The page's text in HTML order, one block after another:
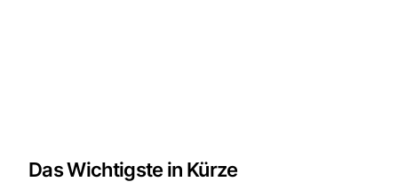
Das Wichtigste in Kürze